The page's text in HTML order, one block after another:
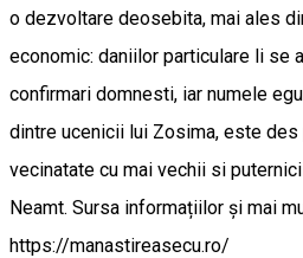
o dezvoltare deosebita, mai ales
economic: daniilor particulare li se
confirmari domnesti, iar numele
dintre ucenicii lui Zosima, este
vecinatate cu mai vechii si
Neamt. Sursa informațiilor și mai
https://manastireasecu.ro/